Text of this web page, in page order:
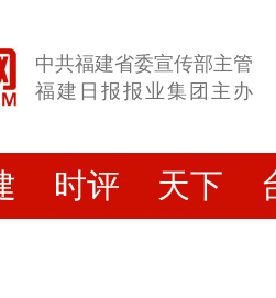
中共福建省委宣传部主管
福建日报报业集团主办
时评 天下